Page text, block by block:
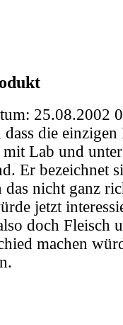
25.08.2002
die
Lab und
Er bezeichnet
nicht ganz
jetzt
doch Fleisch
machen